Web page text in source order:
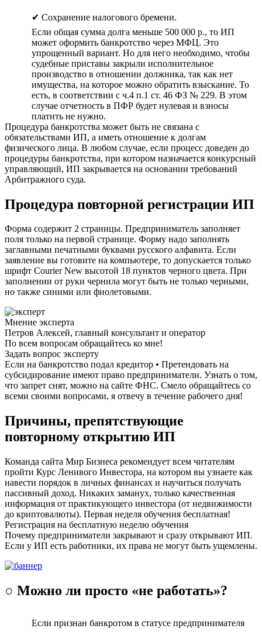
✔ Сохранение налогового бремени.
Если общая сумма долга меньше 500 000 р., то ИП
может оформить банкротство через МФЦ. Это
упрощенный вариант. Но для него необходимо, чтобы
судебные приставы закрыли исполнительное
производство в отношении должника, так как нет
имущества, на которое можно обратить взыскание. То
есть, в соответствии с ч.4 п.1 ст. 46 ФЗ № 229. В этом
случае отчетность в ПФР будет нулевая и взносы
платить не нужно.
Процедура банкротства может быть не связана с
обязательствами ИП, а иметь отношение к долгам
физического лица. В любом случае, если процесс доведен до
процедуры банкротства, при котором назначается конкурсный
управляющий, ИП закрывается на основании требований
Арбитражного суда.
Процедура повторной регистрации ИП
Форма содержит 2 страницы. Предприниматель заполняет
поля только на первой странице. Форму надо заполнять
заглавными печатными буквами русского алфавита. Если
заявление вы готовите на компьютере, то допускается только
шрифт Courier New высотой 18 пунктов черного цвета. При
заполнении от руки чернила могут быть не только черными,
но также синими или фиолетовыми.
Мнение эксперта
Петров Алексей, главный консультант и оператор
По всем вопросам обращайтесь ко мне!
Задать вопрос эксперту
Если на банкротство подал кредитор • Претендовать на
субсидирование имеют право предприниматели. Узнать о том,
что запрет снят, можно на сайте ФНС. Смело обращайтесь со
всеми своими вопросами, я отвечу в течение рабочего дня!
Причины, препятствующие
повторному открытию ИП
Команда сайта Мир Бизнеса рекомендует всем читателям
пройти Курс Ленивого Инвестора, на котором вы узнаете как
навести порядок в личных финансах и научиться получать
пассивный доход. Никаких заманух, только качественная
информация от практикующего инвестора (от недвижимости
до криптовалюты). Первая неделя обучения бесплатная!
Регистрация на бесплатную неделю обучения
Почему предприниматели закрывают и сразу открывают ИП.
Если у ИП есть работники, их права не могут быть ущемлены.
○ Можно ли просто «не работать»?
Если признан банкротом в статусе предпринимателя